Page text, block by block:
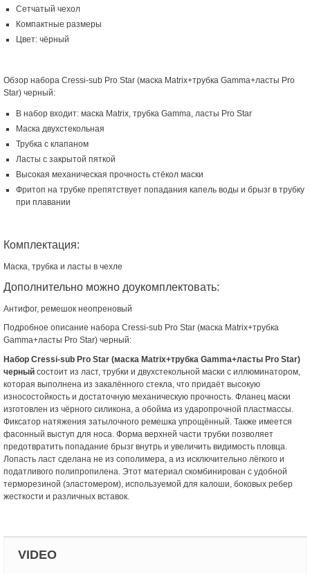
Сетчатый чехол
Компактные размеры
Цвет: чёрный
Обзор набора Cressi-sub Pro Star (маска Matrix+трубка Gamma+ласты Pro
Star) черный:
В набор входит: маска Matrix, трубка Gamma, ласты Pro Star
Маска двухстекольная
Трубка с клапаном
Ласты с закрытой пяткой
Высокая механическая прочность стёкол маски
Фритоп на трубке препятствует попадания капель воды и брызг в трубку
при плавании
Комплектация:
Маска, трубка и ласты в чехле
Дополнительно можно доукомплектовать:
Антифог, ремешок неопреновый
Подробное описание набора Cressi-sub Pro Star (маска Matrix+трубка
Gamma+ласты Pro Star) черный:
Набор Cressi-sub Pro Star (маска Matrix+трубка Gamma+ласты Pro Star)
черный состоит из ласт, трубки и двухстекольной маски с иллюминатором,
которая выполнена из закалённого стекла, что придаёт высокую
износостойкость и достаточную механическую прочность. Фланец маски
изготовлен из чёрного силикона, а обойма из ударопрочной пластмассы.
Фиксатор натяжения затылочного ремешка упрощённый. Также имеется
фасонный выступ для носа. Форма верхней части трубки позволяет
предотвратить попадание брызг внутрь и увеличить видимость пловца.
Лопасть ласт сделана не из сополимера, а из исключительно лёгкого и
податливого полипропилена. Этот материал скомбинирован с удобной
терморезиной (эластомером), используемой для калоши, боковых ребер
жесткости и различных вставок.
VIDEO